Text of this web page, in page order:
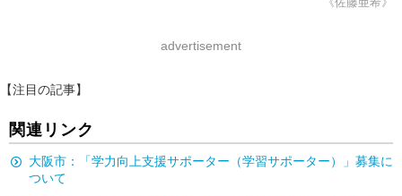
advertisement
【注目の記事】
関連リンク
大阪市：「学力向上支援サポーター（学習サポーター）」募集に
ついて